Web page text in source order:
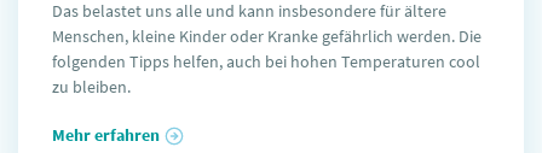
Das belastet uns alle und kann insbesondere für ältere
Menschen, kleine Kinder oder Kranke gefährlich werden. Die
folgenden Tipps helfen, auch bei hohen Temperaturen cool
zu bleiben.
Mehr erfahren